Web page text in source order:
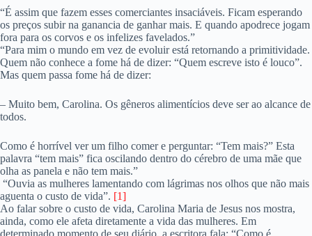
“É assim que fazem esses comerciantes insaciáveis. Ficam esperando
os preços subir na ganancia de ganhar mais. E quando apodrece jogam
fora para os corvos e os infelizes favelados.”
“Para mim o mundo em vez de evoluir está retornando a primitividade.
Quem não conhece a fome há de dizer: “Quem escreve isto é louco”.
Mas quem passa fome há de dizer:
– Muito bem, Carolina. Os gêneros alimentícios deve ser ao alcance de
todos.
Como é horrível ver um filho comer e perguntar: “Tem mais?” Esta
palavra “tem mais” fica oscilando dentro do cérebro de uma mãe que
olha as panela e não tem mais.”
“Ouvia as mulheres lamentando com lágrimas nos olhos que não mais
aguenta o custo de vida”. [1]
Ao falar sobre o custo de vida, Carolina Maria de Jesus nos mostra,
ainda, como ele afeta diretamente a vida das mulheres. Em